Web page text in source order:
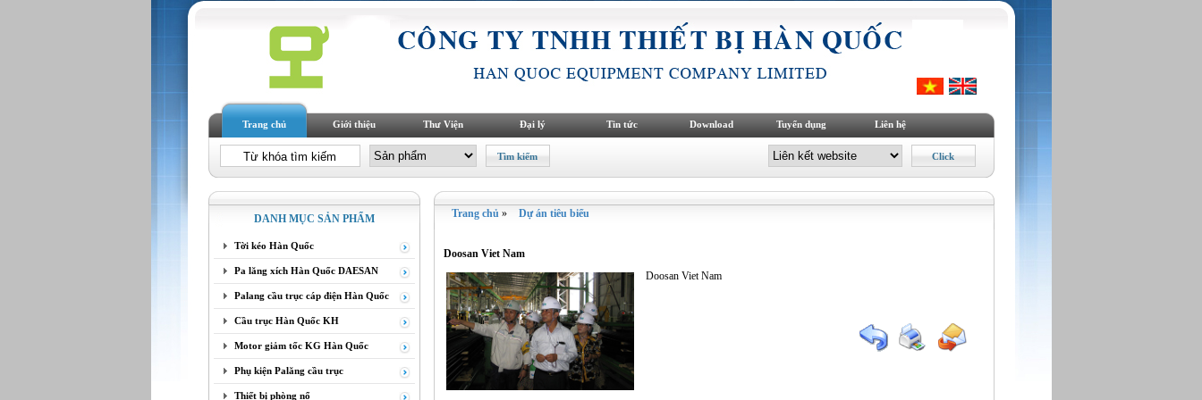
Trang chủ Giới thiệu Thư Viện Đại lý Tin tức Download Tuyển dụng Liên hệ
DANH MỤC SẢN PHẨM
Tời kéo Hàn Quốc
Pa lăng xích Hàn Quốc DAESAN
Palang cầu trục cáp điện Hàn Quốc
Cầu trục Hàn Quốc KH
Motor giảm tốc KG Hàn Quốc
Phụ kiện Palăng cầu trục
Thiết bị phòng nổ
Trang chủ» Dự án tiêu biểu
Doosan Viet Nam
Doosan Viet Nam